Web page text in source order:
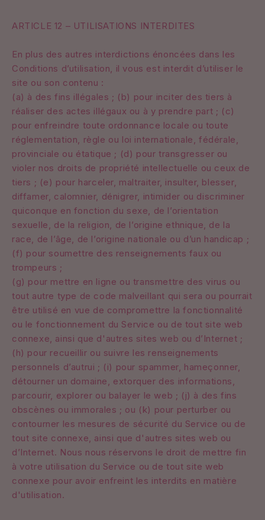
ARTICLE 12 – UTILISATIONS INTERDITES
En plus des autres interdictions énoncées dans les
Conditions d’utilisation, il vous est interdit d’utiliser le
site ou son contenu :
(a) à des fins illégales ; (b) pour inciter des tiers à
réaliser des actes illégaux ou à y prendre part ; (c)
pour enfreindre toute ordonnance locale ou toute
réglementation, règle ou loi internationale, fédérale,
provinciale ou étatique ; (d) pour transgresser ou
violer nos droits de propriété intellectuelle ou ceux de
tiers ; (e) pour harceler, maltraiter, insulter, blesser,
diffamer, calomnier, dénigrer, intimider ou discriminer
quiconque en fonction du sexe, de l’orientation
sexuelle, de la religion, de l’origine ethnique, de la
race, de l’âge, de l’origine nationale ou d’un handicap ;
(f) pour soumettre des renseignements faux ou
trompeurs ;
(g) pour mettre en ligne ou transmettre des virus ou
tout autre type de code malveillant qui sera ou pourrait
être utilisé en vue de compromettre la fonctionnalité
ou le fonctionnement du Service ou de tout site web
connexe, ainsi que d'autres sites web ou d’Internet ;
(h) pour recueillir ou suivre les renseignements
personnels d’autrui ; (i) pour spammer, hameçonner,
détourner un domaine, extorquer des informations,
parcourir, explorer ou balayer le web ; (j) à des fins
obscènes ou immorales ; ou (k) pour perturber ou
contourner les mesures de sécurité du Service ou de
tout site connexe, ainsi que d'autres sites web ou
d’Internet. Nous nous réservons le droit de mettre fin
à votre utilisation du Service ou de tout site web
connexe pour avoir enfreint les interdits en matière
d'utilisation.